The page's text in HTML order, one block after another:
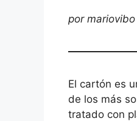
por
El cartón es
de los más
tratado con